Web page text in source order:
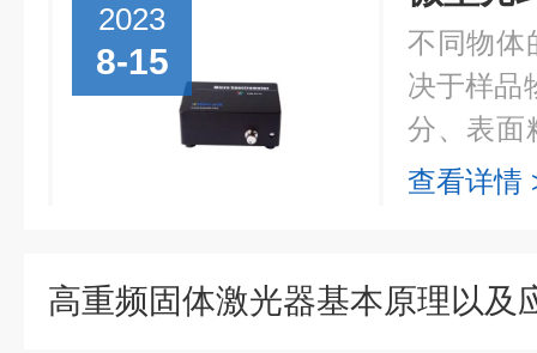
2023
8-15
不同物体
决于样品
分、表面
长和入射
查看详情
高重频固体激光器基本原理以及